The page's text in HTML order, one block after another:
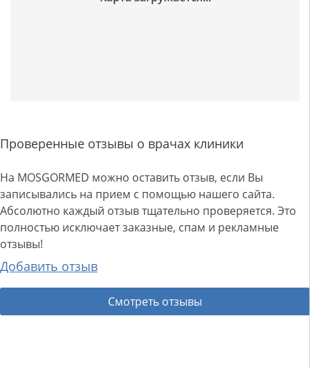
Проверенные отзывы о врачах клиники
На MOSGORMED можно оставить отзыв, если Вы
записывались на прием с помощью нашего сайта.
Абсолютно каждый отзыв тщательно проверяется. Это
полностью исключает заказные, спам и рекламные
отзывы!
Добавить отзыв
Смотреть отзывы